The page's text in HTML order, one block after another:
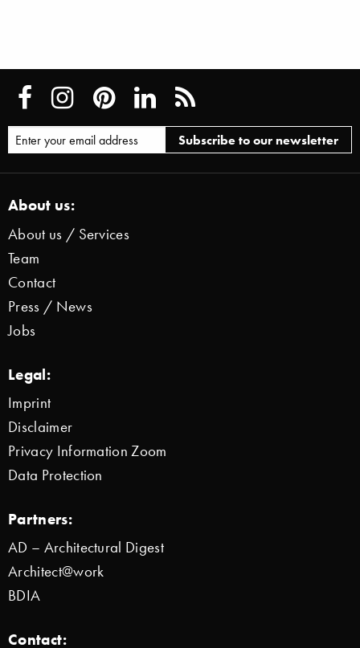
About us:
About us / Services
Team
Contact
Press / News
Jobs
Legal:
Imprint
Disclaimer
Privacy Information Zoom
Data Protection
Partners:
AD – Architectural Digest
Architect@work
BDIA
Contact: